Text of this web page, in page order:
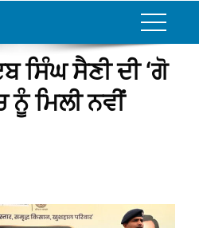
ਸਿੰਘ ਸੈਣੀ ਦੀ ‘ਗੋ
ਮਿਲੀ ਨਵੀਂ